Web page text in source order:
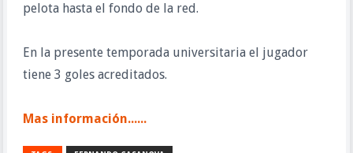
pelota hasta el fondo de la red.
En la presente temporada universitaria el jugador
tiene 3 goles acreditados.
Mas información......